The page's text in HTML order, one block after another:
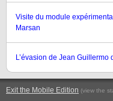
Visite du module
Marsan
L’évasion de Jean Guillermo
Exit the Mobile Edition (view the